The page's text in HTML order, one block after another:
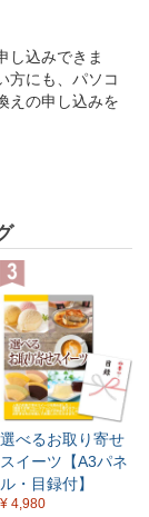
し込みできま
方にも、パソコ
えの申し込みを
選べるお取り寄せ
スイーツ【A3パネ
ル・目録付】
¥ 4,980